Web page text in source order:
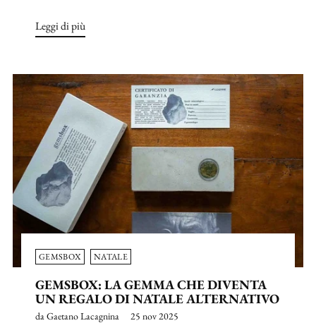
Leggi di più
GEMSBOX NATALE
GEMSBOX: LA GEMMA CHE DIVENTA
UN REGALO DI NATALE ALTERNATIVO
da Gaetano Lacagnina 25 nov 2025